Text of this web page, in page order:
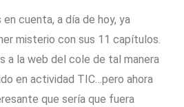
cuenta, a día de hoy, ya
misterio con sus 11 capítulos.
a la web del cole de tal manera
en actividad TIC…pero ahora
que sería que fuera